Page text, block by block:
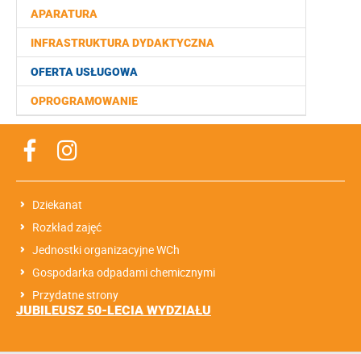
APARATURA
INFRASTRUKTURA DYDAKTYCZNA
OFERTA USŁUGOWA
OPROGRAMOWANIE
Dziekanat
Rozkład zajęć
Jednostki organizacyjne WCh
Gospodarka odpadami chemicznymi
Przydatne strony
JUBILEUSZ 50-LECIA WYDZIAŁU